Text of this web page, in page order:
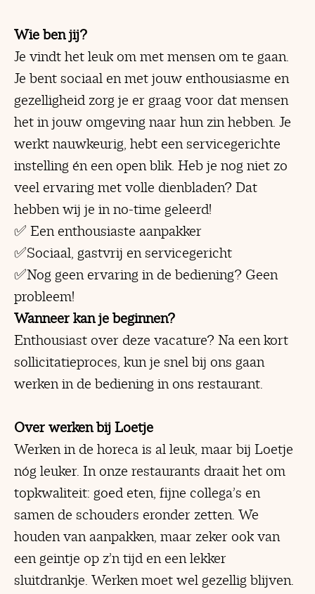
Wie ben jij?
Je vindt het leuk om met mensen om te gaan.
Je bent sociaal en met jouw enthousiasme en
gezelligheid zorg je er graag voor dat mensen
het in jouw omgeving naar hun zin hebben. Je
werkt nauwkeurig, hebt een servicegerichte
instelling én een open blik. Heb je nog niet zo
veel ervaring met volle dienbladen? Dat
hebben wij je in no-time geleerd!
✅ Een enthousiaste aanpakker
✅Sociaal, gastvrij en servicegericht
✅Nog geen ervaring in de bediening? Geen
probleem!
Wanneer kan je beginnen?
Enthousiast over deze vacature? Na een kort
sollicitatieproces, kun je snel bij ons gaan
werken in de bediening in ons restaurant.
Over werken bij Loetje
Werken in de horeca is al leuk, maar bij Loetje
nóg leuker. In onze restaurants draait het om
topkwaliteit: goed eten, fijne collega’s en
samen de schouders eronder zetten. We
houden van aanpakken, maar zeker ook van
een geintje op z’n tijd en een lekker
sluitdrankje. Werken moet wel gezellig blijven.